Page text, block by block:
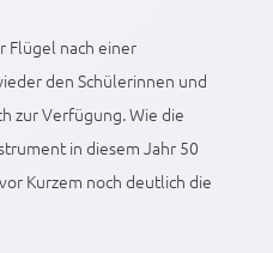
Flügel nach einer
den Schülerinnen und
zur Verfügung. Wie die
in diesem Jahr 50
Kurzem noch deutlich die